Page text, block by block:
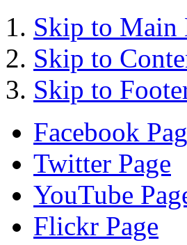
Skip to Main
Skip to
Skip to
Facebook
Twitter Page
YouTube
Flickr Page